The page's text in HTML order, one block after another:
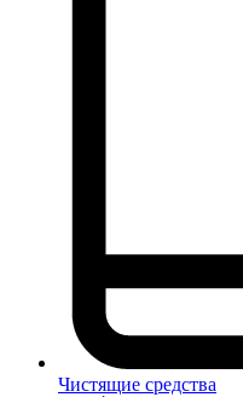
Чистящие средства